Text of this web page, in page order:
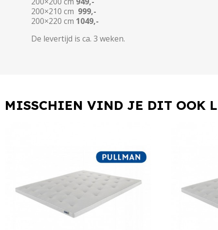
200×210 cm 999,-
200×220 cm 1049,-
De levertijd is ca. 3 weken.
MISSCHIEN VIND JE DIT OOK